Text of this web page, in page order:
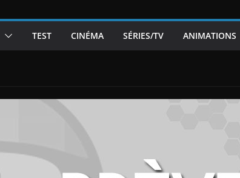
TEST CINÉMA SÉRIES/TV ANIMATIONS